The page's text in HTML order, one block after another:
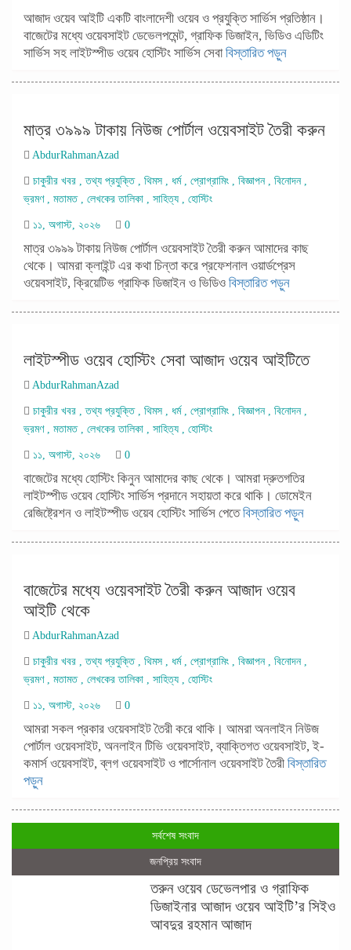
আজাদ ওয়েব আইটি একটি বাংলাদেশী ওয়েব ও প্রযুক্তি সার্ভিস প্রতিষ্ঠান।
বাজেটের মধ্যে ওয়েবসাইট ডেভেলপমেন্ট, গ্রাফিক ডিজাইন, ভিডিও এডিটিং
সার্ভিস সহ লাইটস্পীড ওয়েব হোস্টিং সার্ভিস সেবাবিস্তারিত পড়ুন
মাত্র ৩৯৯৯ টাকায় নিউজ পোর্টাল ওয়েবসাইট তৈরী করুন
AbdurRahmanAzad
চাকুরীর খবর ,তথ্য প্রযুক্তি, থিমস ধর্ম, প্রোগ্রামিং বিজ্ঞাপন, বিনোদন,
ভ্রমণ, মতামত, লেখকের তালিকা সাহিত্য হোস্টিং
১১, অগাস্ট, ২০২৬ 0
মাত্র ৩৯৯৯ টাকায় নিউজ পোর্টাল ওয়েবসাইট তৈরী করুন আমাদের কাছ
থেকে। আমরা ক্লাইন্ট এর কথা চিন্তা করে প্রফেশনাল ওয়ার্ডপ্রেস
ওয়েবসাইট, ক্রিয়েটিভ গ্রাফিক ডিজাইন ও ভিডিও বিস্তারিত পড়ুন
লাইটস্পীড ওয়েব হোস্টিং সেবা আজাদ ওয়েব আইটিতে
AbdurRahmanAzad
চাকুরীর খবর ,তথ্য প্রযুক্তি, থিমস ধর্ম, প্রোগ্রামিং বিজ্ঞাপন, বিনোদন,
ভ্রমণ, মতামত, লেখকের তালিকা সাহিত্য হোস্টিং
১১, অগাস্ট, ২০২৬ 0
বাজেটের মধ্যে হোস্টিং কিনুন আমাদের কাছ থেকে। আমরা দ্রুতগতির
লাইটস্পীড ওয়েব হোস্টিং সার্ভিস প্রদানে সহায়তা করে থাকি। ডোমেইন
রেজিষ্ট্রেশন ও লাইটস্পীড ওয়েব হোস্টিং সার্ভিস পেতেবিস্তারিত পড়ুন
বাজেটের মধ্যে ওয়েবসাইট তৈরী করুন আজাদ ওয়েব
আইটি থেকে
AbdurRahmanAzad
চাকুরীর খবর ,তথ্য প্রযুক্তি, থিমস ধর্ম, প্রোগ্রামিং বিজ্ঞাপন, বিনোদন,
ভ্রমণ, মতামত, লেখকের তালিকা সাহিত্য হোস্টিং
১১, অগাস্ট, ২০২৬ 0
আমরা সকল প্রকার ওয়েবসাইট তৈরী করে থাকি। আমরা অনলাইন নিউজ
পোর্টাল ওয়েবসাইট, অনলাইন টিভি ওয়েবসাইট, ব্যাক্তিগত ওয়েবসাইট, ই-
কমার্স ওয়েবসাইট, ব্লগ ওয়েবসাইট ও পার্সোনাল ওয়েবসাইট তৈরী বিস্তারিত
পড়ুন
সর্বশেষ সংবাদ
জনপ্রিয় সংবাদ
তরুন ওয়েব ডেভেলপার ও গ্রাফিক
ডিজাইনার আজাদ ওয়েব আইটি’র সিইও
আবদুর রহমান আজাদ